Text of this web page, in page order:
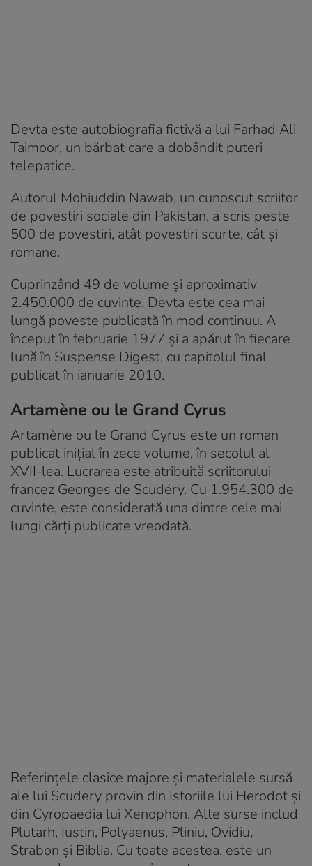
Devta este autobiografia fictivă a lui Farhad Ali
Taimoor, un bărbat care a dobândit puteri
telepatice.
Autorul Mohiuddin Nawab, un cunoscut scriitor
de povestiri sociale din Pakistan, a scris peste
500 de povestiri, atât povestiri scurte, cât și
romane.
Cuprinzând 49 de volume și aproximativ
2.450.000 de cuvinte, Devta este cea mai
lungă poveste publicată în mod continuu. A
început în februarie 1977 și a apărut în fiecare
lună în Suspense Digest, cu capitolul final
publicat în ianuarie 2010.
Artamène ou le Grand Cyrus
Artamène ou le Grand Cyrus este un roman
publicat inițial în zece volume, în secolul al
XVII-lea. Lucrarea este atribuită scriitorului
francez Georges de Scudéry. Cu 1.954.300 de
cuvinte, este considerată una dintre cele mai
lungi cărți publicate vreodată.
Referințele clasice majore și materialele sursă
ale lui Scudery provin din Istoriile lui Herodot și
din Cyropaedia lui Xenophon. Alte surse includ
Plutarh, Iustin, Polyaenus, Pliniu, Ovidiu,
Strabon și Biblia. Cu toate acestea, este un